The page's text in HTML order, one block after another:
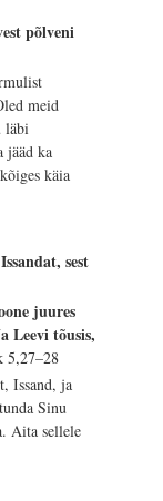
põlveni
meid
läbi
jääd ka
käia
sest
juures
Leevi tõusis,
5,27–28
Issand, ja
Sinu
Aita sellele